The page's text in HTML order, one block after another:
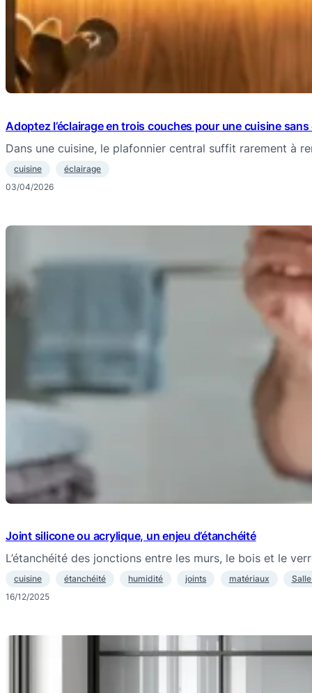
Adoptez l’éclairage en trois couches pour une cuisine
Dans une cuisine, le plafonnier central suffit rarement à
cuisine
éclairage
03/04/2026
Joint silicone ou acrylique, un enjeu d’étanchéité
L’étanchéité des jonctions entre les murs, le bois et le
cuisine étanchéité humidité joints matériaux
16/12/2025